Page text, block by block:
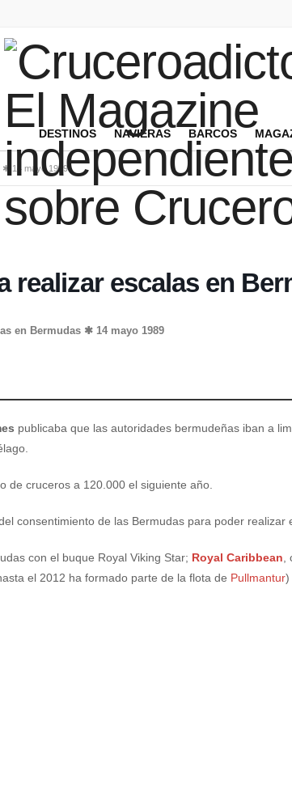
DESTINOS NAVIERAS BARCOS
✱ 14 mayo 1989
realizar escalas en
en Bermudas ✱ 14 mayo 1989
publicaba que las autoridades bermudeñas iban a
de cruceros a 120.000 el siguiente año.
consentimiento de las Bermudas para poder
con el buque Royal Viking Star; Royal Caribbean,
el 2012 ha formado parte de la flota de Pullmantur)